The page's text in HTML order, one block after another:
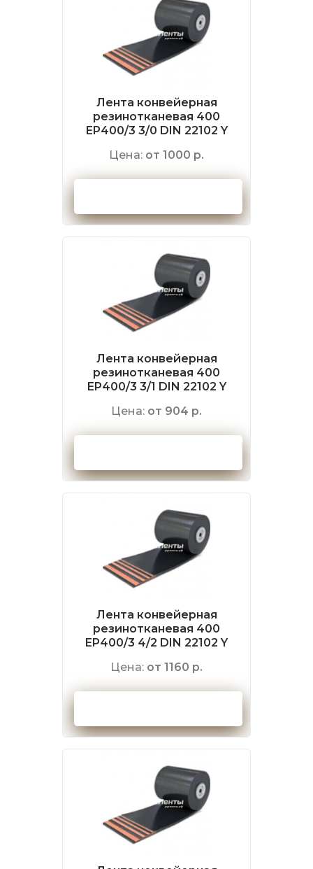
Лента конвейерная
резинотканевая 400
EP400/3 3/0 DIN 22102 Y
Цена: от 1000 р.
Лента конвейерная
резинотканевая 400
EP400/3 3/1 DIN 22102 Y
Цена: от 904 р.
Лента конвейерная
резинотканевая 400
EP400/3 4/2 DIN 22102 Y
Цена: от 1160 р.